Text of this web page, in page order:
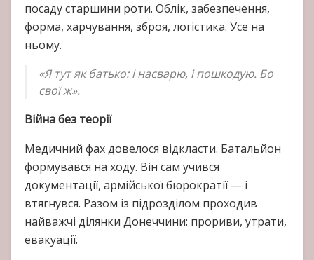
посаду старшини роти. Облік, забезпечення,
форма, харчування, зброя, логістика. Усе на
ньому.
«Я тут як батько: і насварю, і пошкодую. Бо
свої ж».
Війна без теорії
Медичний фах довелося відкласти. Батальйон
формувався на ходу. Він сам учився
документації, армійської бюрократії — і
втягнувся. Разом із підрозділом проходив
найважчі ділянки Донеччини: прориви, утрати,
евакуації.